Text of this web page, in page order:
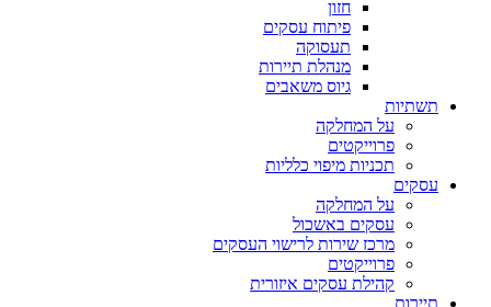
חזון
פיתוח עסקים
תעסוקה
מנהלת תיירות
גיוס משאבים
תשתיות
על המחלקה
פרוייקטים
תכניות מיפוי כלליות
עסקים
על המחלקה
עסקים באשכול
מרכז שירות לרישוי העסקים
פרוייקטים
קהילת עסקים איזורית
תיירות